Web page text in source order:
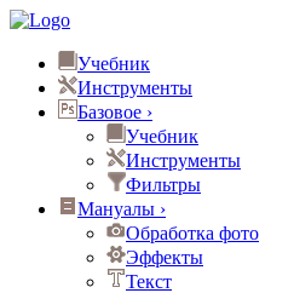
Учебник
Инструменты
Базовое ›
Учебник
Инструменты
Фильтры
Мануалы ›
Обработка фото
Эффекты
Текст